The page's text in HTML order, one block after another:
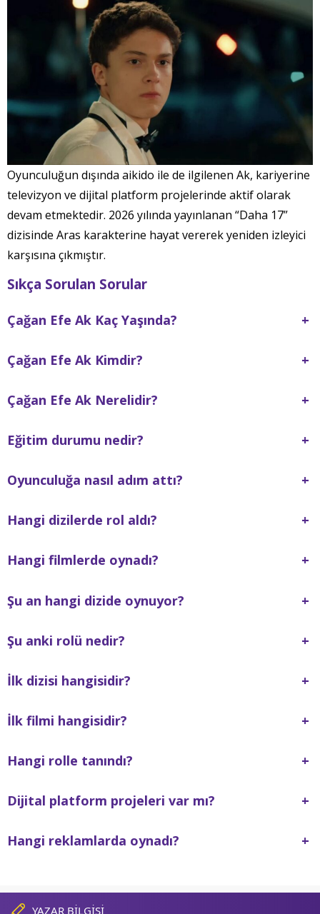
Oyunculuğun dışında aikido ile de ilgilenen Ak, kariyerine
televizyon ve dijital platform projelerinde aktif olarak
devam etmektedir. 2026 yılında yayınlanan “Daha 17”
dizisinde Aras karakterine hayat vererek yeniden izleyici
karşısına çıkmıştır.
Sıkça Sorulan Sorular
Çağan Efe Ak Kaç Yaşında? +
Çağan Efe Ak Kimdir? +
Çağan Efe Ak Nerelidir? +
Eğitim durumu nedir? +
Oyunculuğa nasıl adım attı? +
Hangi dizilerde rol aldı? +
Hangi filmlerde oynadı? +
Şu an hangi dizide oynuyor? +
Şu anki rolü nedir? +
İlk dizisi hangisidir? +
İlk filmi hangisidir? +
Hangi rolle tanındı? +
Dijital platform projeleri var mı? +
Hangi reklamlarda oynadı? +
YAZAR BİLGİSİ